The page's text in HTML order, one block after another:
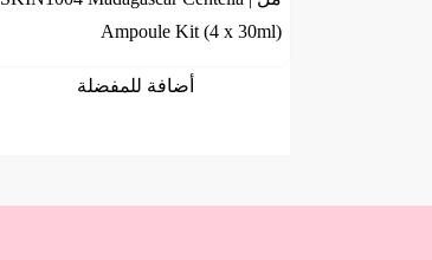
Ampoule Kit (4 x 30ml)
أضافة للمفضلة